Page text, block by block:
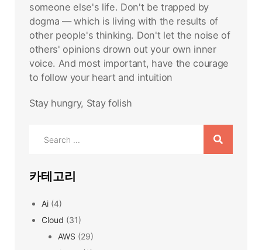
someone else's life. Don't be trapped by
dogma — which is living with the results of
other people's thinking. Don't let the noise of
others' opinions drown out your own inner
voice. And most important, have the courage
to follow your heart and intuition
Stay hungry, Stay folish
카테고리
Ai (4)
Cloud (31)
AWS (29)